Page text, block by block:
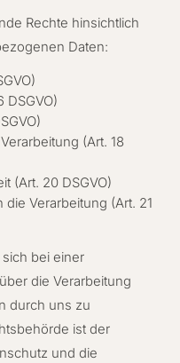
Rechte hinsichtlich
Daten:
DSGVO)
(Art. 18
(Art. 20 DSGVO)
Verarbeitung (Art. 21
bei einer
die Verarbeitung
durch uns zu
ist der
und die